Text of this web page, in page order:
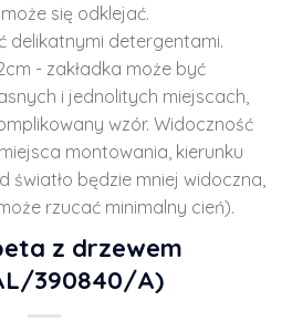
się odklejać.
delikatnymi detergentami.
- zakładka może być
i jednolitych miejscach,
wzór. Widoczność
montowania, kierunku
światło będzie mniej widoczna,
rzucać minimalny cień).
z drzewem
390840/A)